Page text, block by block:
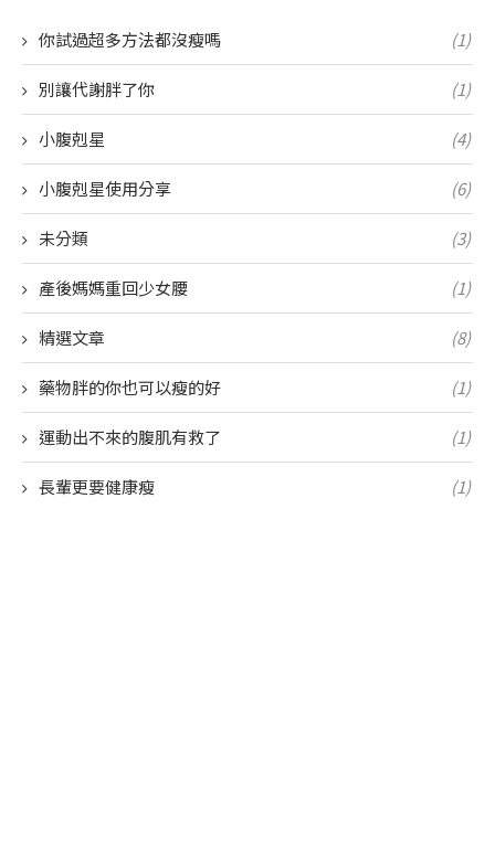
你試過超多方法都沒瘦嗎 (1)
別讓代謝胖了你 (1)
小腹剋星 (4)
小腹剋星使用分享 (6)
未分類 (3)
產後媽媽重回少女腰 (1)
精選文章 (8)
藥物胖的你也可以瘦的好 (1)
運動出不來的腹肌有救了 (1)
長輩更要健康瘦 (1)